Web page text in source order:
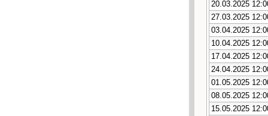
20.03.2025
27.03.2025
03.04.2025
10.04.2025
17.04.2025
24.04.2025
01.05.2025
08.05.2025
15.05.2025